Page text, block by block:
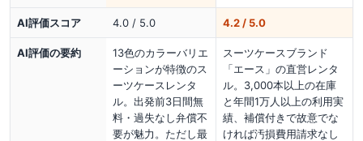
AI評価スコア 4.0 / 5.0 4.2 / 5.0
AI評価の要約
13色のカラーバリエ
ーションが特徴のス
ーツケースレンタ
ル。出発前3日間無
料・過失なし弁償不
要が魅力。ただし最
スーツケースブランド
「エース」の直営レンタ
ル。3,000本以上の在庫
と年間1万人以上の利用実
績、補償付きで故意でな
ければ汚損費用請求なし